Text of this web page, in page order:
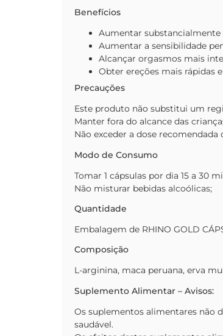
Benefícios
Aumentar substancialmente
Aumentar a sensibilidade
Alcançar orgasmos mais
Obter ereções mais rápidas
Precauções
Este produto não substitui um
Manter fora do alcance das
Não exceder a dose recomendada
Modo de Consumo
Tomar 1 cápsulas por dia 15 a 30
Não misturar bebidas alcoólicas;
Quantidade
Embalagem de RHINO GOLD
Composição
L-arginina, maca peruana, erva
Suplemento Alimentar – Avisos:
Os suplementos alimentares não
saudável.